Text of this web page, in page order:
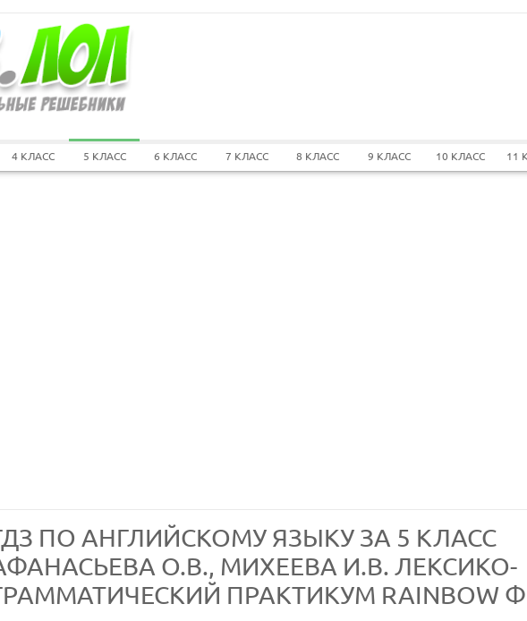
4 КЛАСС 5 КЛАСС 6 КЛАСС 7 КЛАСС 8 КЛАСС 9 КЛАСС 10 КЛАСС 11
ПО АНГЛИЙСКОМУ ЯЗЫКУ ЗА 5 КЛАСС
О.В., МИХЕЕВА И.В. ЛЕКСИКО-
ПРАКТИКУМ RAINBOW